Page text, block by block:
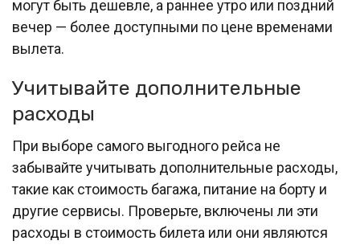
могут быть дешевле, а раннее утро или поздний
вечер — более доступными по цене временами
вылета.
Учитывайте дополнительные
расходы
При выборе самого выгодного рейса не
забывайте учитывать дополнительные расходы,
такие как стоимость багажа, питание на борту и
другие сервисы. Проверьте, включены ли эти
расходы в стоимость билета или они являются